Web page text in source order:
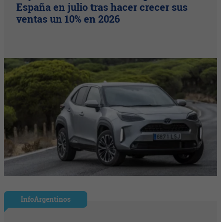
España en julio tras hacer crecer sus
ventas un 10% en 2026
InfoArgentinos